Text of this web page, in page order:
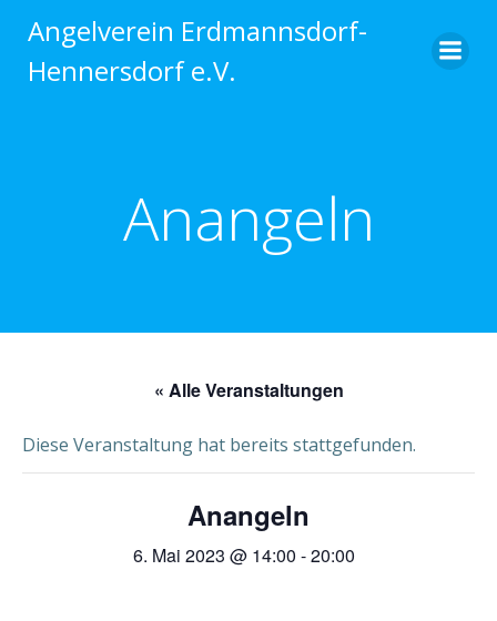
Inhalt
Angelverein Erdmannsdorf-
Hennersdorf e.V.
Anangeln
« Alle Veranstaltungen
Diese Veranstaltung hat bereits stattgefunden.
Anangeln
6. Mai 2023 @ 14:00 -20:00